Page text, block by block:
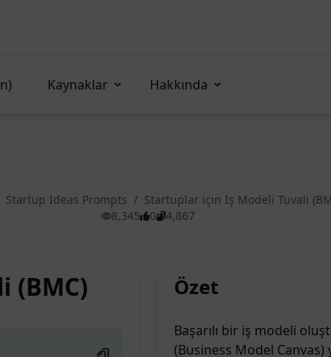
Kaynaklar Hakkında
Startup Ideas Prompts / Startuplar için İş Modeli Tuvali
8,345
0 4,867
(BMC) Özet
Başarılı bir iş modeli
(Business Model